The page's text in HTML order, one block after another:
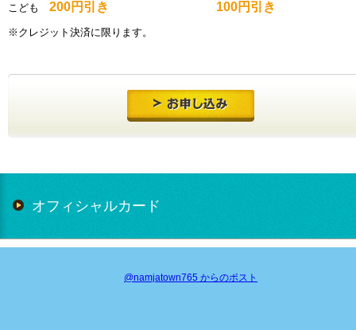
こども 200円引き 100円引き
※クレジット決済に限ります。
オフィシャルカード
@namjatown765 からのポスト